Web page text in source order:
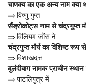
चाणक्य का एक अन्य नाम क्या
⇒विष्णु गुप्त
सैंड्रोकोट्स नाम से चंद्रगुप्त
⇒विलियम जोंस ने
चंद्रगुप्त मौर्य का विशिष्ट
⇒ विशाखदत्त
बुलंदीबाग नामक प्राचीन
⇒पाटलिपुत्र में